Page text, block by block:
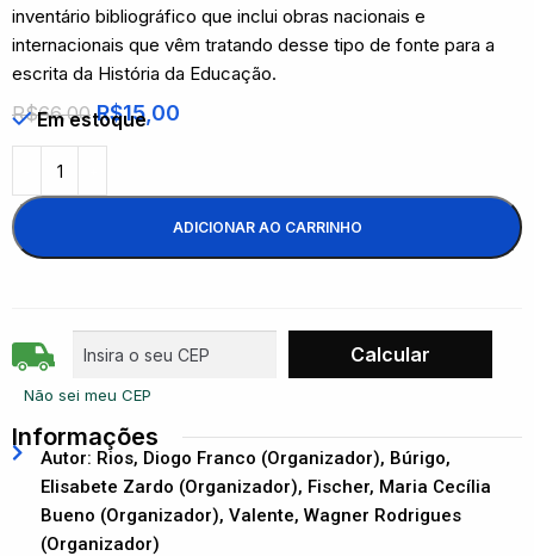
inventário bibliográfico que inclui obras nacionais e
internacionais que vêm tratando desse tipo de fonte para a
escrita da História da Educação.
R$66,00 R$15,00
Em estoque
ADICIONAR AO CARRINHO
Não sei meu CEP
Informações
Autor: Rios, Diogo Franco (Organizador), Búrigo,
Elisabete Zardo (Organizador), Fischer, Maria Cecília
Bueno (Organizador), Valente, Wagner Rodrigues
(Organizador)